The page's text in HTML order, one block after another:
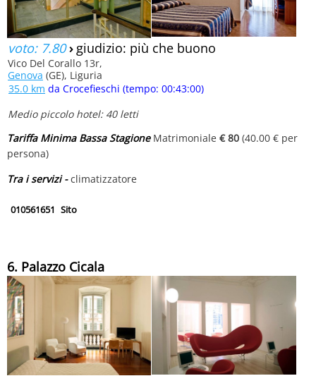
voto: 7.80› giudizio: più che buono
Vico Del Corallo 13r,
Genova (GE), Liguria
35.0 km da Crocefieschi (tempo: 00:43:00)
Medio piccolo hotel: 40 letti
Tariffa Minima Bassa StagioneMatrimoniale € 80 (40.00 € per
persona)
Tra i servizi -climatizzatore
010561651 Sito
6. Palazzo Cicala